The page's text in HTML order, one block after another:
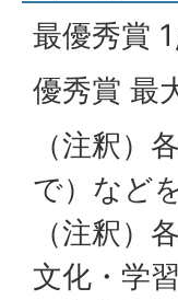
最優秀賞
優秀賞 最
（注釈）
で）など
（注釈）
文化・学